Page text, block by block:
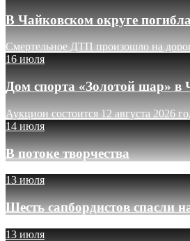
В Чайковском округе
Смертельное ДТП произошло на
16 июля
Дом спорта «Золотой шар» в
Аукцион состоится 12 августа 2026
14 июля
В потоке творчества
13 июля
Шесть сапбордистов спасли
13 июля